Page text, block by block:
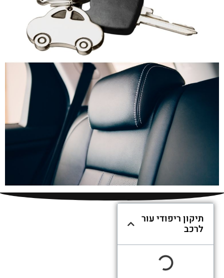
תיקון ריפודי עור
לרכב